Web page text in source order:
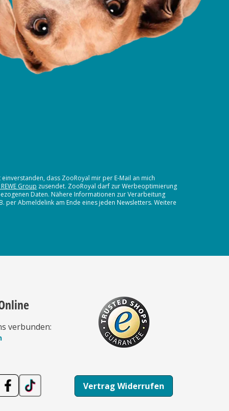
dass ZooRoyal mir per E-Mail an mich
Group zusendet. ZooRoyal darf zur Werbeoptimierung
Daten. Nähere Informationen zur Verarbeitung
per Abmeldelink am Ende eines jeden Newsletters. Weitere
verbunden:
Vertrag Widerrufen